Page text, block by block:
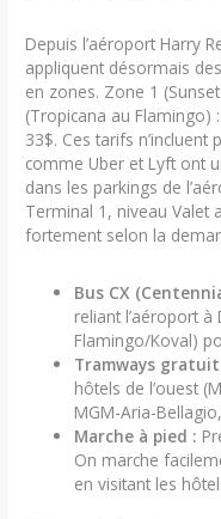
Depuis l’aéroport Harry
appliquent désormais
en zones. Zone 1
(Tropicana au Flamingo)
33$. Ces tarifs n’incluent
comme Uber et Lyft ont
dans les parkings de
Terminal 1, niveau Valet
fortement selon la
Bus CX
reliant l’aéroport
Flamingo/Koval)
Tramways
hôtels de l’ouest
MGM-Aria-
Marche à pied :
On marche
en visitant les